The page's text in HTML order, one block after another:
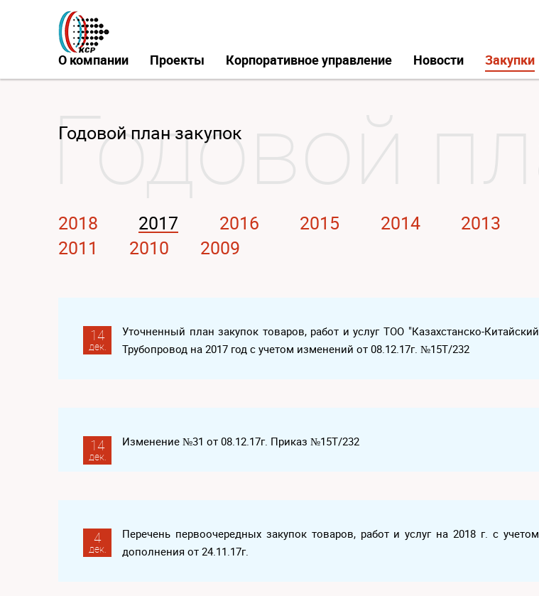
О компании Проекты Корпоративное управление Новости Закупки
Годовой план закупок
2018 2017 2016 2015 2014 2013
2011
2010 2009
14
дек.
Уточненный план закупок товаров, работ и услуг ТОО "Казахстанско-Китайский
Трубопровод на 2017 год с учетом изменений от 08.12.17г. №15Т/232
14
дек.
Изменение №31 от 08.12.17г. Приказ №15Т/232
4
дек.
Перечень первоочередных закупок товаров, работ и услуг на 2018 г. с учетом
дополнения от 24.11.17г.